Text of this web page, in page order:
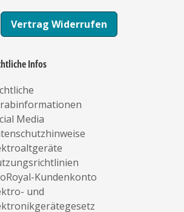
Vertrag Widerrufen
Infos
Media
Kundenkonto
und